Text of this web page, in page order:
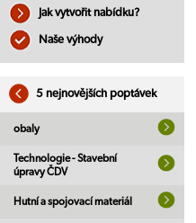
Jak vytvořit nabídku?
Naše výhody
5 nejnovějších poptávek
obaly
Technologie - Stavební
úpravy ČDV
Hutní a spojovací materiál